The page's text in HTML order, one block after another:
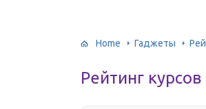
Home Гаджеты
Рейтинг